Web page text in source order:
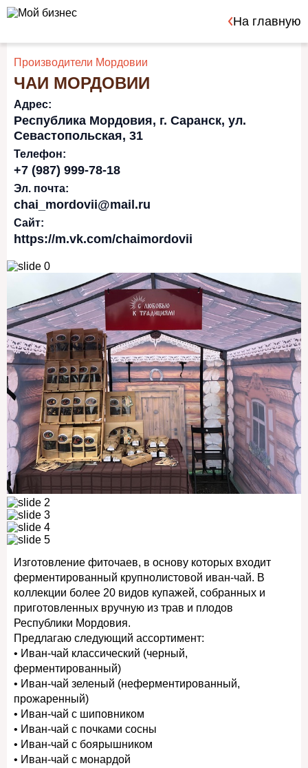
На главную
Производители Мордовии
ЧАИ МОРДОВИИ
Адрес:
Республика Мордовия, г. Саранск, ул.
Севастопольская, 31
Телефон:
+7 (987) 999-78-18
Эл. почта:
chai_mordovii@mail.ru
Сайт:
https://m.vk.com/chaimordovii
Изготовление фиточаев, в основу которых входит
ферментированный крупнолистовой иван-чай. В
коллекции более 20 видов купажей, собранных и
приготовленных вручную из трав и плодов
Республики Мордовия.
Предлагаю следующий ассортимент:
• Иван-чай классический (черный,
ферментированный)
• Иван-чай зеленый (неферментированный,
прожаренный)
• Иван-чай с шиповником
• Иван-чай с почками сосны
• Иван-чай с боярышником
• Иван-чай с монардой